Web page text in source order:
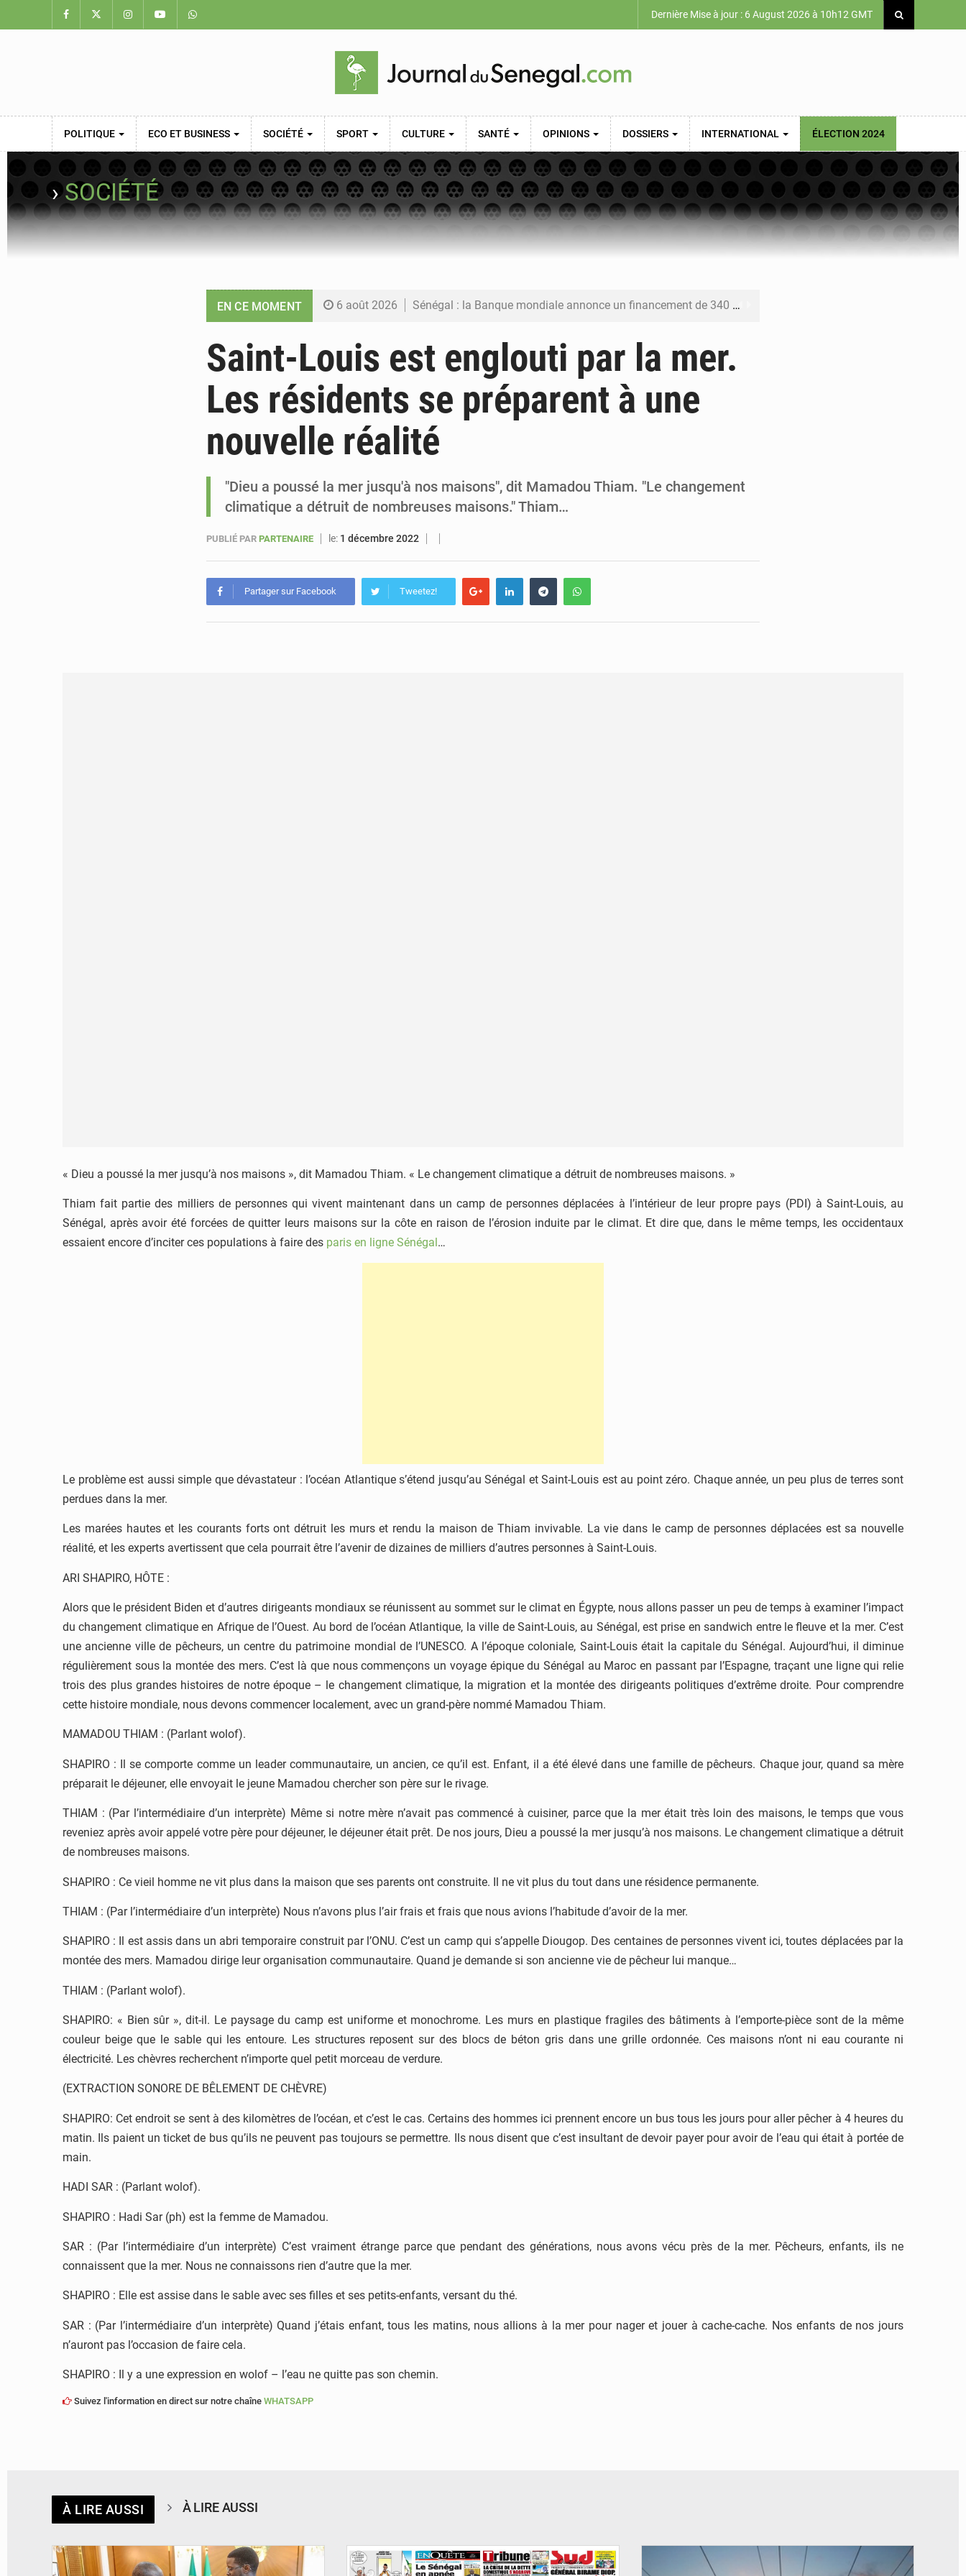
Dernière Mise à jour : 6 August 2026 à 10h12 GMT
POLITIQUE ECO ET BUSINESS SOCIÉTÉ SPORT CULTURE SANTÉ OPINIONS DOSSIERS INTERNATIONAL ÉLECTION 2024
›SOCIÉTÉ
EN CE MOMENT 6 août 2026 Sénégal : la Banque mondiale annonce un financement de 340 milliards FCFA pour soutenir les priorités de la Vision Sénégal 2050
5 août 2026 Sénégal : les subventions à l’énergie bondissent à 729 milliards FCFA pour contenir les prix des carburants et de l’électricité
5 août 2026 Sénégal : le niveau du fleuve Sénégal poursuit sa montée à Podor, les autorités appellent à la vigilance
5 août 2026 Sénégal : Ousmane Diagne prêtera serment le 11 août comme président du Conseil constitutionnel
Saint-Louis est englouti par la mer.
Les résidents se préparent à une
nouvelle réalité
"Dieu a poussé la mer jusqu'à nos maisons", dit Mamadou Thiam. "Le changement
climatique a détruit de nombreuses maisons." Thiam…
PUBLIÉ PAR PARTENAIRE le: 1 décembre 2022
Partager sur Facebook Tweetez!
« Dieu a poussé la mer jusqu’à nos maisons », dit Mamadou Thiam. « Le changement climatique a détruit de nombreuses maisons. »
Thiam fait partie des milliers de personnes qui vivent maintenant dans un camp de personnes déplacées à l’intérieur de leur propre pays (PDI) à Saint-Louis, au
Sénégal, après avoir été forcées de quitter leurs maisons sur la côte en raison de l’érosion induite par le climat. Et dire que, dans le même temps, les occidentaux
essaient encore d’inciter ces populations à faire des paris en ligne Sénégal …
Le problème est aussi simple que dévastateur : l’océan Atlantique s’étend jusqu’au Sénégal et Saint-Louis est au point zéro. Chaque année, un peu plus de terres sont
perdues dans la mer.
Les marées hautes et les courants forts ont détruit les murs et rendu la maison de Thiam invivable. La vie dans le camp de personnes déplacées est sa nouvelle
réalité, et les experts avertissent que cela pourrait être l’avenir de dizaines de milliers d’autres personnes à Saint-Louis.
ARI SHAPIRO, HÔTE :
Alors que le président Biden et d’autres dirigeants mondiaux se réunissent au sommet sur le climat en Égypte, nous allons passer un peu de temps à examiner l’impact
du changement climatique en Afrique de l’Ouest. Au bord de l’océan Atlantique, la ville de Saint-Louis, au Sénégal, est prise en sandwich entre le fleuve et la mer. C’est
une ancienne ville de pêcheurs, un centre du patrimoine mondial de l’UNESCO. A l’époque coloniale, Saint-Louis était la capitale du Sénégal. Aujourd’hui, il diminue
régulièrement sous la montée des mers. C’est là que nous commençons un voyage épique du Sénégal au Maroc en passant par l’Espagne, traçant une ligne qui relie
trois des plus grandes histoires de notre époque – le changement climatique, la migration et la montée des dirigeants politiques d’extrême droite. Pour comprendre
cette histoire mondiale, nous devons commencer localement, avec un grand-père nommé Mamadou Thiam.
MAMADOU THIAM : (Parlant wolof).
SHAPIRO : Il se comporte comme un leader communautaire, un ancien, ce qu’il est. Enfant, il a été élevé dans une famille de pêcheurs. Chaque jour, quand sa mère
préparait le déjeuner, elle envoyait le jeune Mamadou chercher son père sur le rivage.
THIAM : (Par l’intermédiaire d’un interprète) Même si notre mère n’avait pas commencé à cuisiner, parce que la mer était très loin des maisons, le temps que vous
reveniez après avoir appelé votre père pour déjeuner, le déjeuner était prêt. De nos jours, Dieu a poussé la mer jusqu’à nos maisons. Le changement climatique a détruit
de nombreuses maisons.
SHAPIRO : Ce vieil homme ne vit plus dans la maison que ses parents ont construite. Il ne vit plus du tout dans une résidence permanente.
THIAM : (Par l’intermédiaire d’un interprète) Nous n’avons plus l’air frais et frais que nous avions l’habitude d’avoir de la mer.
SHAPIRO : Il est assis dans un abri temporaire construit par l’ONU. C’est un camp qui s’appelle Diougop. Des centaines de personnes vivent ici, toutes déplacées par la
montée des mers. Mamadou dirige leur organisation communautaire. Quand je demande si son ancienne vie de pêcheur lui manque…
THIAM : (Parlant wolof).
SHAPIRO: « Bien sûr », dit-il. Le paysage du camp est uniforme et monochrome. Les murs en plastique fragiles des bâtiments à l’emporte-pièce sont de la même
couleur beige que le sable qui les entoure. Les structures reposent sur des blocs de béton gris dans une grille ordonnée. Ces maisons n’ont ni eau courante ni
électricité. Les chèvres recherchent n’importe quel petit morceau de verdure.
(EXTRACTION SONORE DE BÊLEMENT DE CHÈVRE)
SHAPIRO: Cet endroit se sent à des kilomètres de l’océan, et c’est le cas. Certains des hommes ici prennent encore un bus tous les jours pour aller pêcher à 4 heures du
matin. Ils paient un ticket de bus qu’ils ne peuvent pas toujours se permettre. Ils nous disent que c’est insultant de devoir payer pour avoir de l’eau qui était à portée de
main.
HADI SAR : (Parlant wolof).
SHAPIRO : Hadi Sar (ph) est la femme de Mamadou.
SAR : (Par l’intermédiaire d’un interprète) C’est vraiment étrange parce que pendant des générations, nous avons vécu près de la mer. Pêcheurs, enfants, ils ne
connaissent que la mer. Nous ne connaissons rien d’autre que la mer.
SHAPIRO : Elle est assise dans le sable avec ses filles et ses petits-enfants, versant du thé.
SAR : (Par l’intermédiaire d’un interprète) Quand j’étais enfant, tous les matins, nous allions à la mer pour nager et jouer à cache-cache. Nos enfants de nos jours
n’auront pas l’occasion de faire cela.
SHAPIRO : Il y a une expression en wolof – l’eau ne quitte pas son chemin.
Suivez l'information en direct sur notre chaîne WHATSAPP
À LIRE AUSSI À LIRE AUSSI